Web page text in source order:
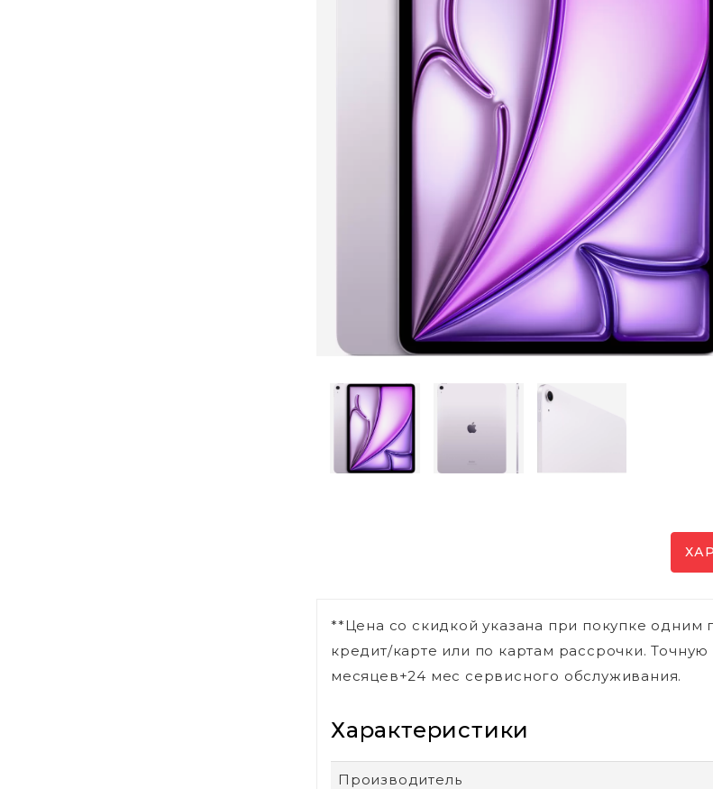
**Цена со скидкой указана при покупке одним
кредит/карте или по картам рассрочки.
месяцев+24 мес сервисного обслуживания.
Характеристики
Производитель